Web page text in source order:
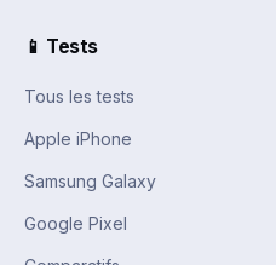
📱 Tests
Tous les tests
Apple iPhone
Samsung Galaxy
Google Pixel